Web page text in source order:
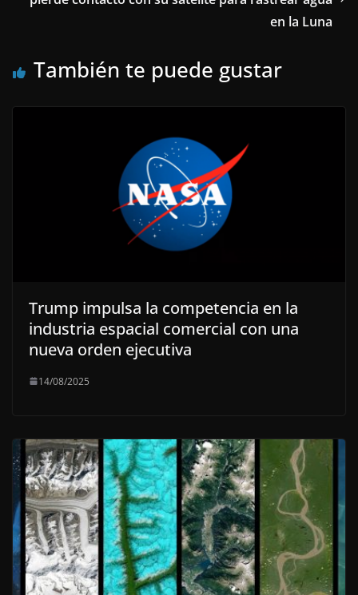
en la Luna
También te puede gustar
Trump impulsa la competencia en la
industria espacial comercial con una
nueva orden ejecutiva
14/08/2025